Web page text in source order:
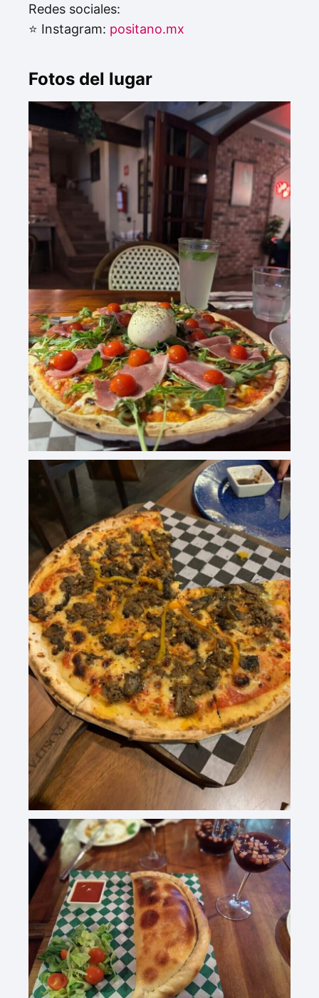
Redes sociales:
⭐ Instagram: positano.mx
Fotos del lugar